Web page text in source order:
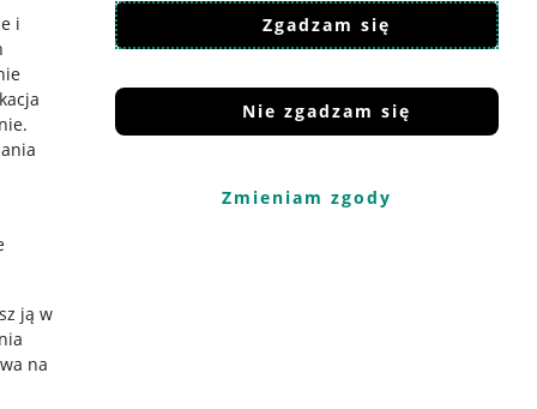
i
.
ją w
na
Zgadzam się
Nie zgadzam się
Zmieniam zgody